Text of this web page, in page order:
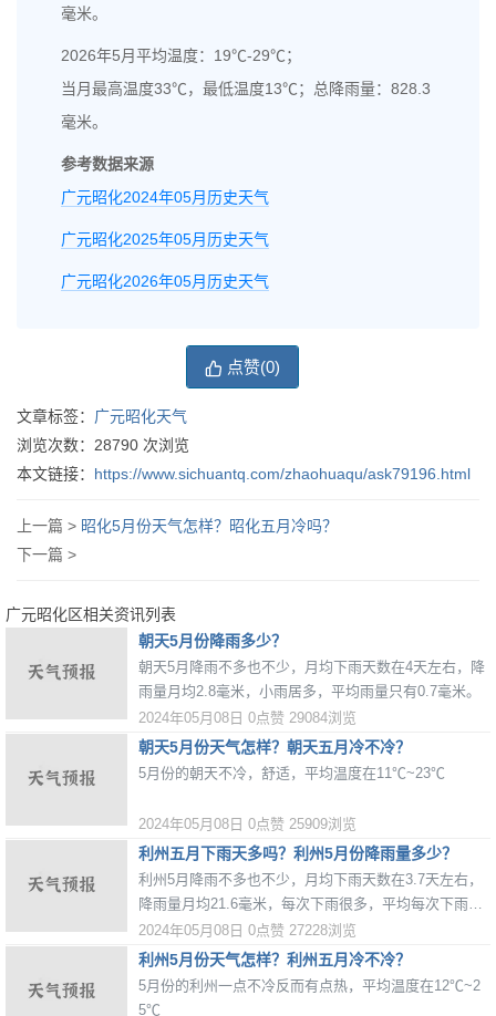
毫米。
2026年5月平均温度：19℃-29℃；
当月最高温度33℃，最低温度13℃；总降雨量：828.3
毫米。
参考数据来源
广元昭化2024年05月历史天气
广元昭化2025年05月历史天气
广元昭化2026年05月历史天气
点赞(0)
文章标签： 广元昭化天气
浏览次数： 28790 次浏览
本文链接： https://www.sichuantq.com/zhaohuaqu/ask79196.html
上一篇 > 昭化5月份天气怎样？昭化五月冷吗？
下一篇 >
广元昭化区相关资讯列表
朝天5月份降雨多少？
朝天5月降雨不多也不少，月均下雨天数在4天左右，降
雨量月均2.8毫米，小雨居多，平均雨量只有0.7毫米。
2024年05月08日 0点赞 29084浏览
朝天5月份天气怎样？朝天五月冷不冷？
5月份的朝天不冷，舒适，平均温度在11℃~23℃
2024年05月08日 0点赞 25909浏览
利州五月下雨天多吗？利州5月份降雨量多少？
利州5月降雨不多也不少，月均下雨天数在3.7天左右，
降雨量月均21.6毫米，每次下雨很多，平均每次下雨达
到5.9毫米。
2024年05月08日 0点赞 27228浏览
利州5月份天气怎样？利州五月冷不冷？
5月份的利州一点不冷反而有点热，平均温度在12℃~2
5℃